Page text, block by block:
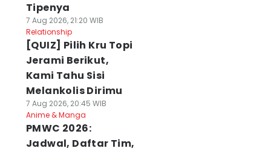
Tipenya
7 Aug 2026, 21:20 WIB
Relationship
[QUIZ] Pilih Kru Topi
Jerami Berikut,
Kami Tahu Sisi
Melankolis Dirimu
7 Aug 2026, 20:45 WIB
Anime & Manga
PMWC 2026:
Jadwal, Daftar Tim,